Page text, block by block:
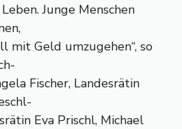
Junge Menschen
mit Geld umzugehen“, so
Fischer, Landesrätin
Eva Prischl, Michael